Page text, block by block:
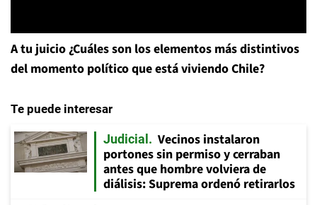
A tu juicio ¿Cuáles son los elementos más distintivos
del momento político que está viviendo Chile?
Te puede interesar
Judicial
Vecinos instalaron
portones sin permiso y cerraban
antes que hombre volviera de
diálisis: Suprema ordenó retirarlos